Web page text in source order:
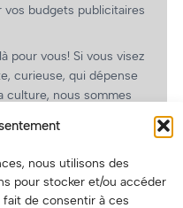
nous utilisons des
pour stocker et/ou accéder
fait de consentir à ces
budgets publicitaires
pour vous! Si vous visez
curieuse, qui dépense
culture, nous sommes
pour vous, les